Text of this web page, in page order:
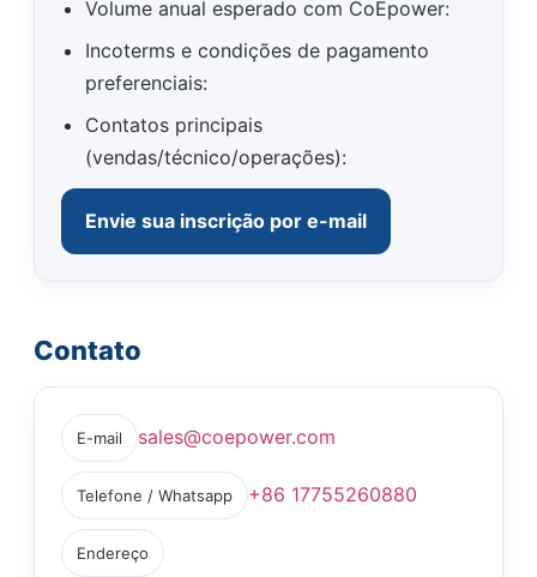
Volume anual esperado com CoEpower:
Incoterms e condições de pagamento
preferenciais:
Contatos principais
(vendas/técnico/operações):
Envie sua inscrição por e-mail
Contato
E-mail sales@coepower.com
Telefone / Whatsapp +86 17755260880
Endereço